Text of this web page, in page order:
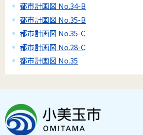
都市計画図 No.34-B
都市計画図 No.35-B
都市計画図 No.35-C
都市計画図 No.28-C
都市計画図 No.35